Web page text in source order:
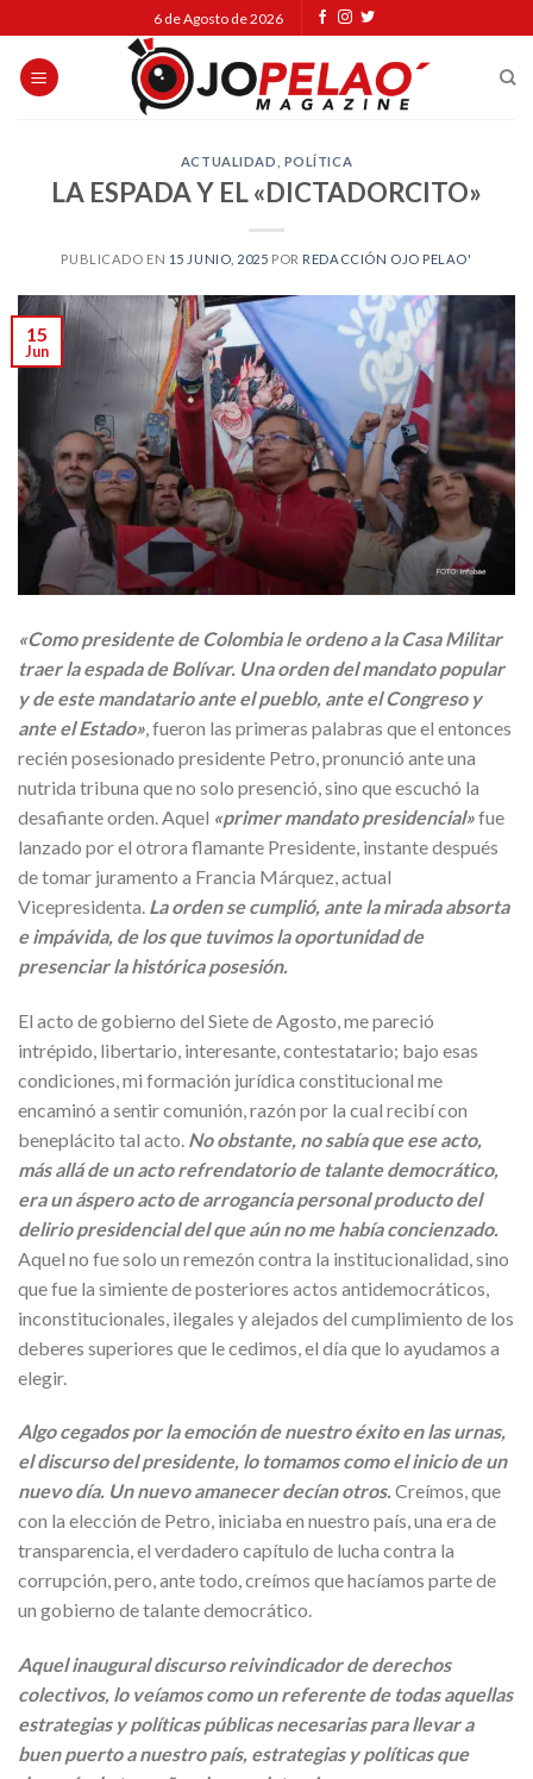
to
content
6 de Agosto de 2026
ACTUALIDAD POLÍTICA
LA ESPADA Y EL «DICTADORCITO»
PUBLICADO EN 15 JUNIO, 2025 POR REDACCIÓN OJO PELAO'
15
Jun
«Como presidente de Colombia le ordeno a la Casa Militar
traer la espada de Bolívar. Una orden del mandato popular
y de este mandatario ante el pueblo, ante el Congreso y
ante el Estado» , fueron las primeras palabras que el entonces
recién posesionado presidente Petro, pronunció ante una
nutrida tribuna que no solo presenció, sino que escuchó la
desafiante orden. Aquel «primer mandato presidencial»fue
lanzado por el otrora flamante Presidente, instante después
de tomar juramento a Francia Márquez, actual
Vicepresidenta. La orden se cumplió, ante la mirada absorta
e impávida, de los que tuvimos la oportunidad de
presenciar la histórica posesión.
El acto de gobierno del Siete de Agosto, me pareció
intrépido, libertario, interesante, contestatario; bajo esas
condiciones, mi formación jurídica constitucional me
encaminó a sentir comunión, razón por la cual recibí con
beneplácito tal acto. No obstante, no sabía que ese acto,
más allá de un acto refrendatorio de talante democrático,
era un áspero acto de arrogancia personal producto del
delirio presidencial del que aún no me había concienzado.
Aquel no fue solo un remezón contra la institucionalidad, sino
que fue la simiente de posteriores actos antidemocráticos,
inconstitucionales, ilegales y alejados del cumplimiento de los
deberes superiores que le cedimos, el día que lo ayudamos a
elegir.
Algo cegados por la emoción de nuestro éxito en las urnas,
el discurso del presidente, lo tomamos como el inicio de un
nuevo día. Un nuevo amanecer decían otros.Creímos, que
con la elección de Petro, iniciaba en nuestro país, una era de
transparencia, el verdadero capítulo de lucha contra la
corrupción, pero, ante todo, creímos que hacíamos parte de
un gobierno de talante democrático.
Aquel inaugural discurso reivindicador de derechos
colectivos, lo veíamos como un referente de todas aquellas
estrategias y políticas públicas necesarias para llevar a
buen puerto a nuestro país, estrategias y políticas que